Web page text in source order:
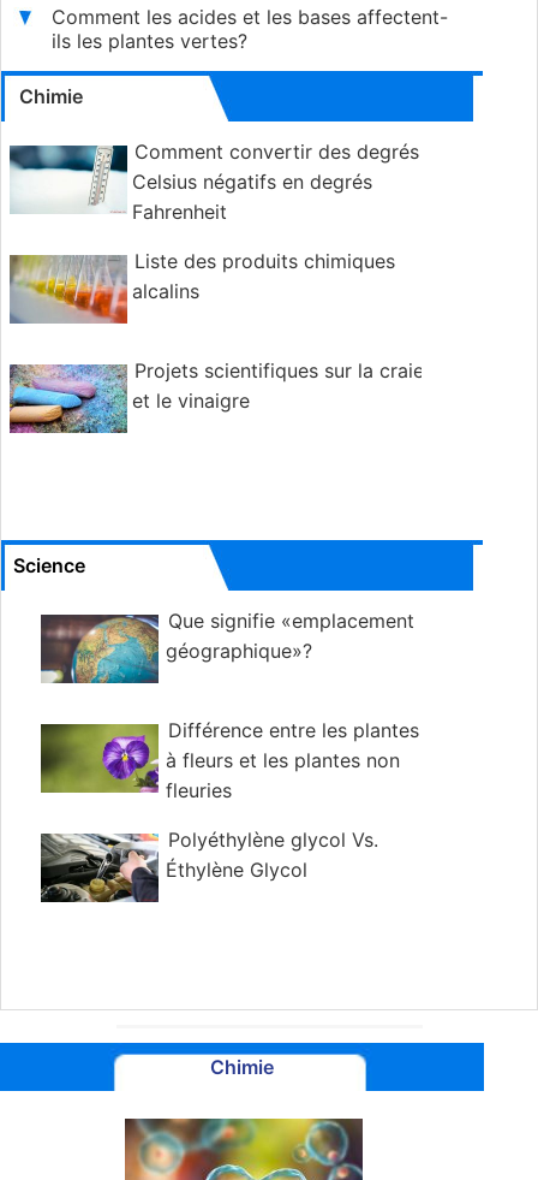
Comment les acides et les bases affectent-
ils les plantes vertes?
Chimie
Comment convertir des degrés
Celsius négatifs en degrés
Fahrenheit
Liste des produits chimiques
alcalins
Projets scientifiques sur la craie
et le vinaigre
Science
Que signifie «emplacement
géographique»?
Différence entre les plantes
à fleurs et les plantes non
fleuries
Polyéthylène glycol Vs.
Éthylène Glycol
Chimie